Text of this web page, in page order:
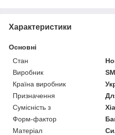
Характеристики
Основні
Стан
Виробник
Країна виробник
Призначення
Сумісність з
Форм-фактор
Матеріал